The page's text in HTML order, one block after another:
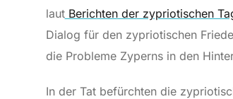
lautBerichten der zypriotischen
Dialog für den zypriotischen
die Probleme Zyperns in den
In der Tat befürchten die